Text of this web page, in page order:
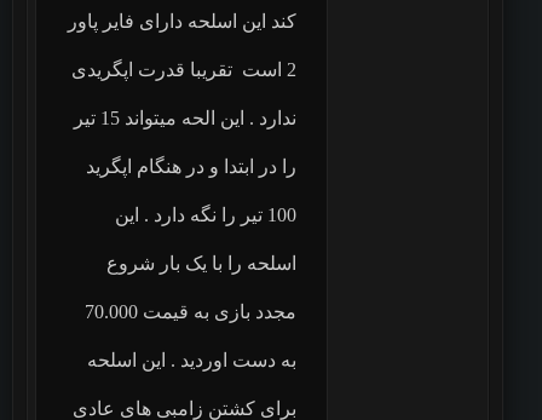
کند این اسلحه دارای فایر پاور
2 است تقریبا قدرت اپگریدی
ندارد . این الحه میتواند 15 تیر
را در ابتدا و در هنگام اپگرید
100 تیر را نگه دارد . این
اسلحه را با یک بار شروع
مجدد بازی به قیمت 70.000
به دست اوردید . این اسلحه
برای کشتن زامبی های عادی